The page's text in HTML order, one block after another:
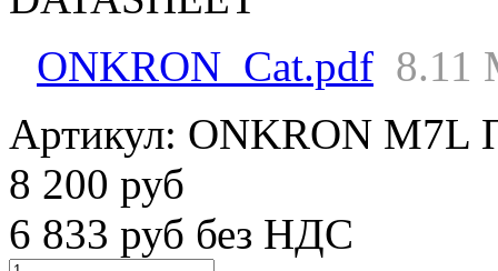
ONKRON_Cat.pdf 8.11
Артикул: ONKRON M7L
8 200 руб
6 833 руб без НДС